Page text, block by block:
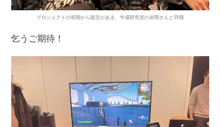
プロジェクトの初期から親交がある、牛場研究室の岩間さんと羽飛
乞うご期待！